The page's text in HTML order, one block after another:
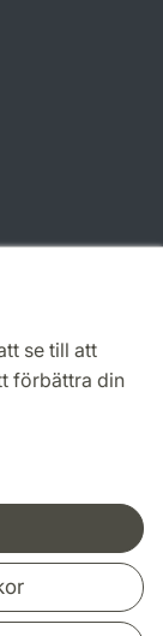
se till att
förbättra din